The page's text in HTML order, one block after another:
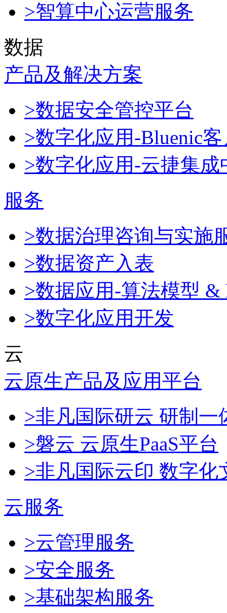
>智算中心运营服务
数据
产品及解决方案
>数据安全管控平台
>数字化应用-Bluenic
>数字化应用-云捷集成
服务
>数据治理咨询与实施
>数据资产入表
>数据应用-算法模型 &
>数字化应用开发
云
云原生产品及应用平台
>非凡国际研云 研制
>磐云 云原生PaaS平台
>非凡国际云印 数字化
云服务
>云管理服务
>安全服务
>基础架构服务